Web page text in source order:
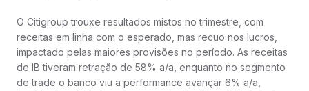
O Citigroup trouxe resultados mistos no trimestre, com
receitas em linha com o esperado, mas recuo nos lucros,
impactado pelas maiores provisões no período. As receitas
de IB tiveram retração de 58% a/a, enquanto no segmento
de trade o banco viu a performance avançar 6% a/a,